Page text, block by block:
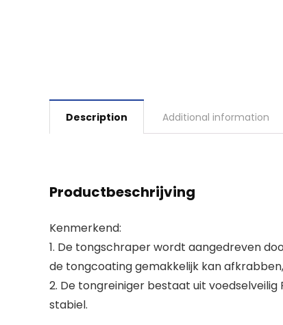
Description Additional information
Productbeschrijving
Kenmerkend:
1. De tongschraper wordt aangedreven
de tongcoating gemakkelijk kan
2. De tongreiniger bestaat uit
stabiel.